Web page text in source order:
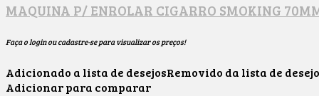
MAQUINA P/ ENROLAR CIGARRO SMOKING
Faça o login ou cadastre-se para visualizar os preços!
Adicionado a lista de desejosRemovido da lista de
Adicionar para comparar